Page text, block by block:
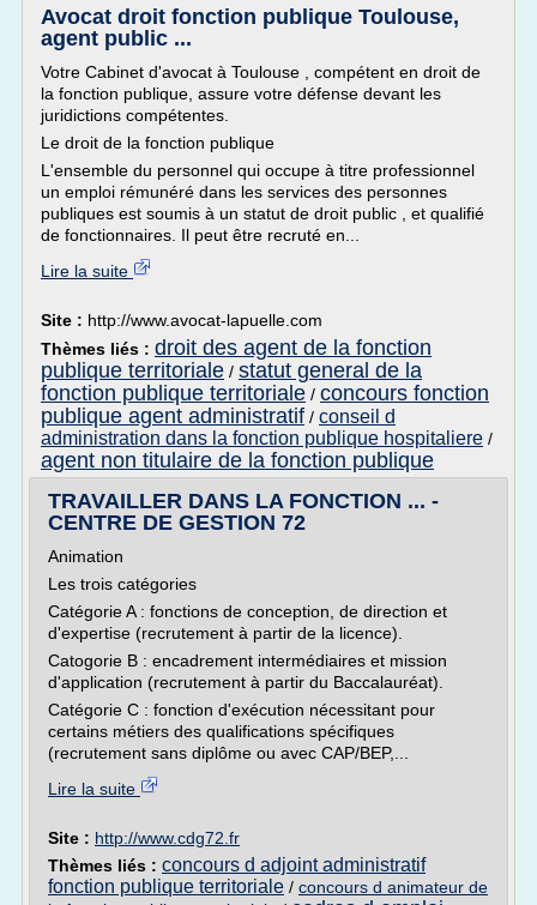
Avocat droit fonction publique Toulouse,
agent public ...
Votre Cabinet d'avocat à Toulouse , compétent en droit de
la fonction publique, assure votre défense devant les
juridictions compétentes.
Le droit de la fonction publique
L'ensemble du personnel qui occupe à titre professionnel
un emploi rémunéré dans les services des personnes
publiques est soumis à un statut de droit public , et qualifié
de fonctionnaires. Il peut être recruté en...
Lire la suite
Site : http://www.avocat-lapuelle.com
Thèmes liés : droit des agent de la fonction
publique territoriale / statut general de la
fonction publique territoriale / concours fonction
publique agent administratif / conseil d
administration dans la fonction publique hospitaliere /
agent non titulaire de la fonction publique
TRAVAILLER DANS LA FONCTION ... -
CENTRE DE GESTION 72
Animation
Les trois catégories
Catégorie A : fonctions de conception, de direction et
d'expertise (recrutement à partir de la licence).
Catogorie B : encadrement intermédiaires et mission
d'application (recrutement à partir du Baccalauréat).
Catégorie C : fonction d'exécution nécessitant pour
certains métiers des qualifications spécifiques
(recrutement sans diplôme ou avec CAP/BEP,...
Lire la suite
Site : http://www.cdg72.fr
Thèmes liés : concours d adjoint administratif
fonction publique territoriale / concours d animateur de